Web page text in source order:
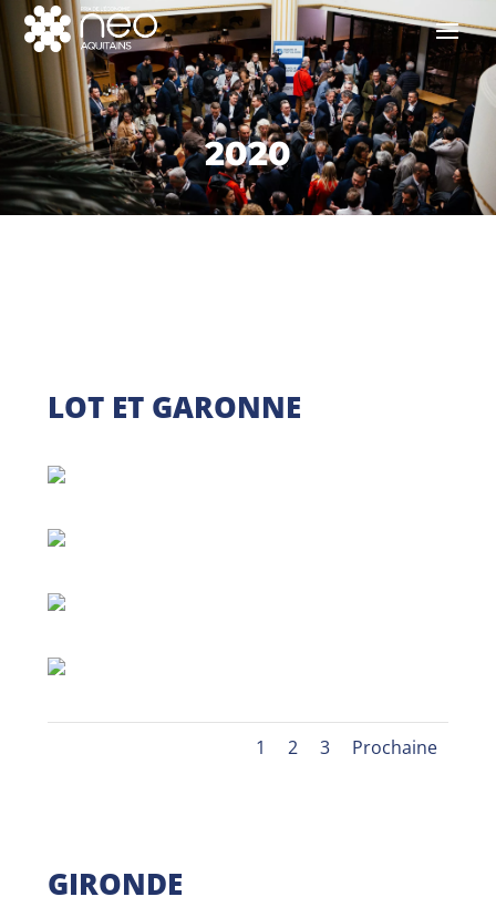
2020
LOT ET GARONNE
1 2 3 Prochaine
GIRONDE